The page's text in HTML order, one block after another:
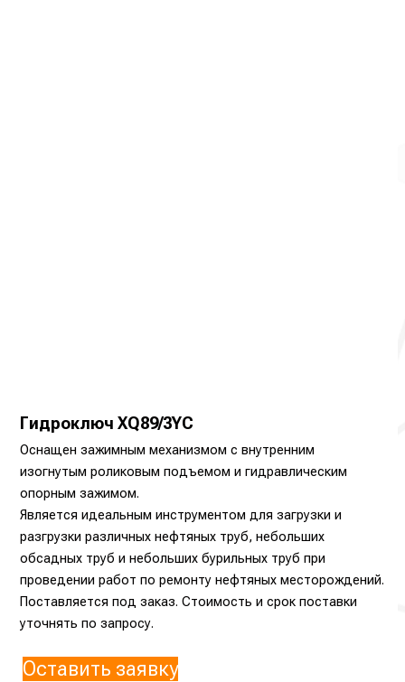
Гидроключ XQ89/3YC
Оснащен зажимным механизмом с внутренним
изогнутым роликовым подъемом и гидравлическим
опорным зажимом.
Является идеальным инструментом для загрузки и
разгрузки различных нефтяных труб, небольших
обсадных труб и небольших бурильных труб при
проведении работ по ремонту нефтяных месторождений.
Поставляется под заказ. Стоимость и срок поставки
уточнять по запросу.
Оставить заявку